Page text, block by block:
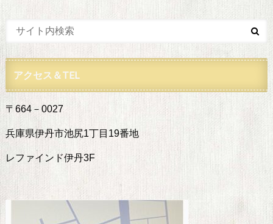
アクセス＆TEL
〒664－0027
兵庫県伊丹市池尻1丁目19番地
レファインド伊丹3F